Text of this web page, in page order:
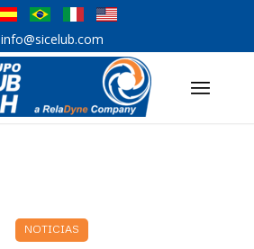
info@sicelub.com
NOTICIAS